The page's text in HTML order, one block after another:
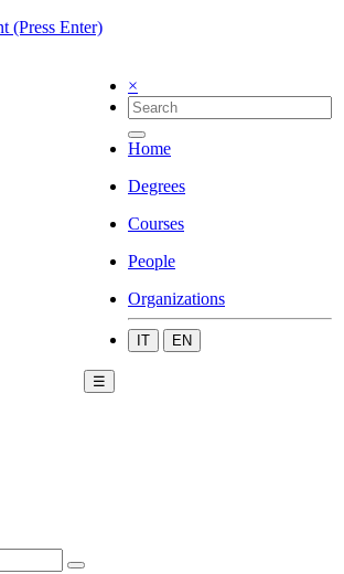
(Press Enter)
×
Home
Degrees
Courses
People
Organizations
IT EN
☰